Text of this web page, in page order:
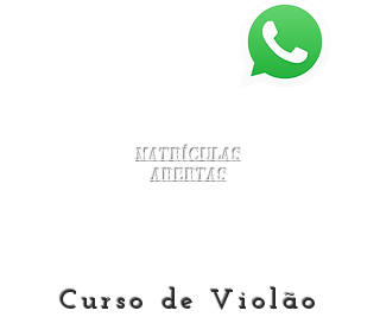
Matrículas
Abertas
Curso de Violão